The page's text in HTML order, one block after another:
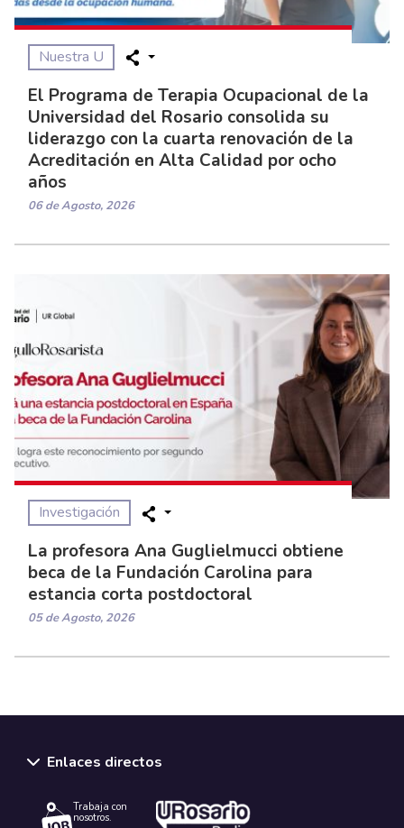
Nuestra U
El Programa de Terapia Ocupacional de la
Universidad del Rosario consolida su
liderazgo con la cuarta renovación de la
Acreditación en Alta Calidad por ocho
años
06 de Agosto, 2026
Investigación
La profesora Ana Guglielmucci obtiene
beca de la Fundación Carolina para
estancia corta postdoctoral
05 de Agosto, 2026
Enlaces directos
Trabaja con
nosotros.